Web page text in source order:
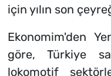
için yılın son
Ekonomim'den
göre, Türkiye
lokomotif